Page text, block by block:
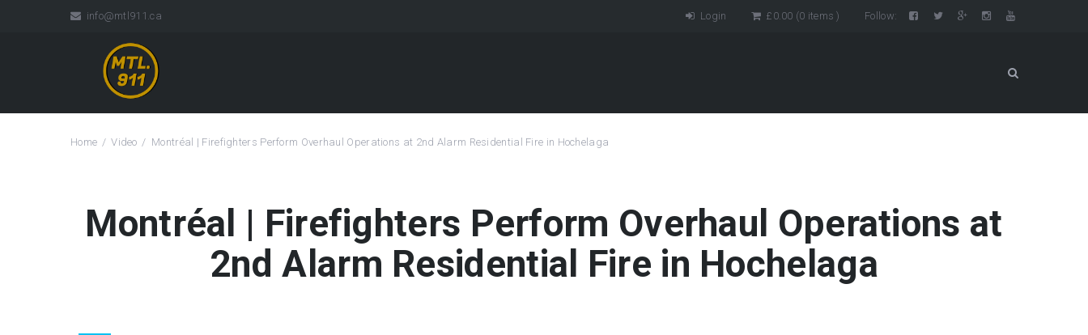
Login £ 0.00 (0 items ) Follow:
info@mtl911.ca
Home Video Montréal | Firefighters Perform Overhaul Operations at 2nd Alarm Residential Fire in Hochelaga
Montréal | Firefighters Perform Overhaul Operations at
2nd Alarm Residential Fire in Hochelaga